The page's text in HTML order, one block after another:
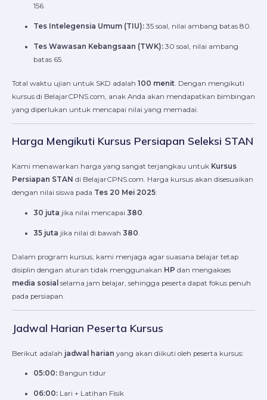
156.
Tes Intelegensia Umum (TIU):35 soal, nilai ambang batas 80.
Tes Wawasan Kebangsaan (TWK):30 soal, nilai ambang
batas 65.
Total waktu ujian untuk SKD adalah 100 menit. Dengan mengikuti
kursus di BelajarCPNS.com, anak Anda akan mendapatkan bimbingan
yang diperlukan untuk mencapai nilai yang memadai.
Harga Mengikuti Kursus Persiapan Seleksi STAN
Kami menawarkan harga yang sangat terjangkau untuk Kursus
Persiapan STAN di BelajarCPNS.com. Harga kursus akan disesuaikan
dengan nilai siswa pada Tes 20 Mei 2025:
30 juta jika nilai mencapai 380.
35 juta jika nilai di bawah 380.
Dalam program kursus, kami menjaga agar suasana belajar tetap
disiplin dengan aturan tidak menggunakan HP dan mengakses
media sosial selama jam belajar, sehingga peserta dapat fokus penuh
pada persiapan.
Jadwal Harian Peserta Kursus
Berikut adalah jadwal harian yang akan diikuti oleh peserta kursus:
05:00:Bangun tidur
06:00:Lari + Latihan Fisik